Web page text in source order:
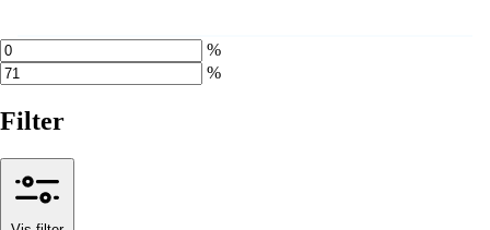
%
%
Filter